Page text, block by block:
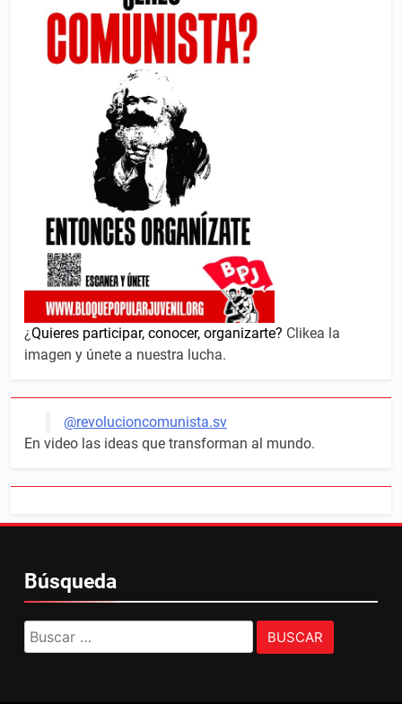
¿Quieres participar, conocer, organizarte? Clikea la
imagen y únete a nuestra lucha.
@revolucioncomunista.sv
En video las ideas que transforman al mundo.
Búsqueda
Buscar: